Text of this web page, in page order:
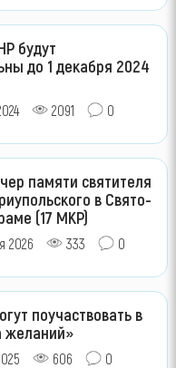
будут
до 1 декабря 2024
2091 0
памяти святителя
в Свято-
(17 МКР)
2026 333 0
поучаствовать в
желаний»
606 0